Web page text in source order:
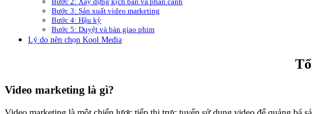
Bước 3: Sản xuất video marketing
Bước 4: Hậu kỳ
Bước 5: Duyệt và bàn giao phim
Lý do nên chọn Kool Media
Video marketing là gì?